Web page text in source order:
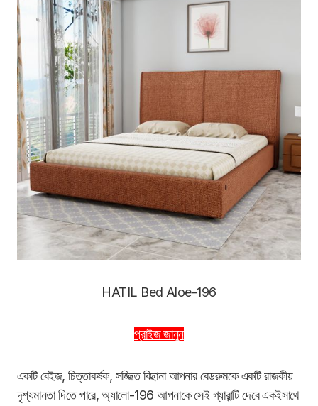
HATIL Bed Aloe-196
প্রাইজ জানুন
একটি বেইজ, চিত্তাকর্ষক, সজ্জিত বিছানা আপনার বেডরুমকে একটি রাজকীয়
দৃশ্যমানতা দিতে পারে, অ্যালো-196 আপনাকে সেই গ্যারান্টি দেবে একইসাথে